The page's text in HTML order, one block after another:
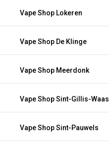
Vape Shop Lokeren
Vape Shop De Klinge
Vape Shop Meerdonk
Vape Shop Sint-Gillis-Waas
Vape Shop Sint-Pauwels